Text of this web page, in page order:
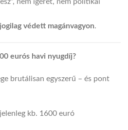
védett magánvagyon.
eurós havi nyugdíj?
brutálisan egyszerű – és pont
kb. 1600 euró